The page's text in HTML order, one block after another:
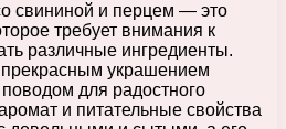
свининой и перцем — это
требует внимания к
различные ингредиенты.
украшением
для радостного
и питательные свойства